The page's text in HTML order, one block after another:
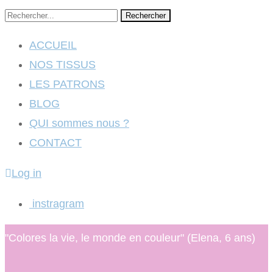
Rechercher
ACCUEIL
NOS TISSUS
LES PATRONS
BLOG
QUI sommes nous ?
CONTACT
Log in
instragram
"Colores la vie, le monde en couleur" (Elena, 6 ans)